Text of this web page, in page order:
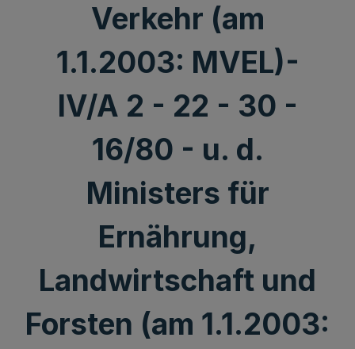
Verkehr (am
1.1.2003: MVEL)-
IV/A 2 - 22 - 30 -
16/80 - u. d.
Ministers für
Ernährung,
Landwirtschaft und
Forsten (am 1.1.2003: